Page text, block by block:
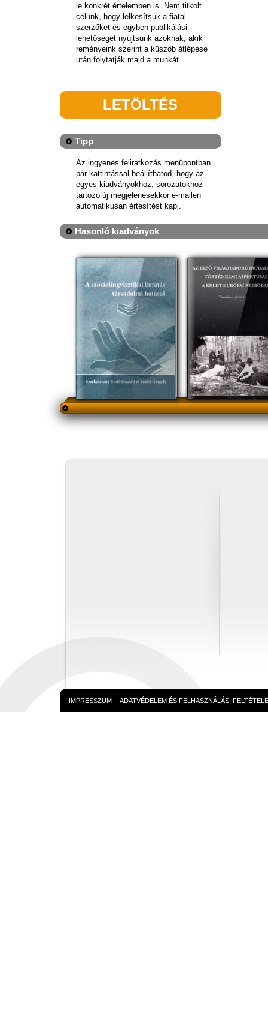
le konkrét értelemben is. Nem titkolt
célunk, hogy lelkesítsük a fiatal
szerzőket és egyben publikálási
lehetőséget nyújtsunk azoknak, akik
reményeink szerint a küszöb átlépése
után folytatják majd a munkát.
LETÖLTÉS
Tipp
Az ingyenes feliratkozás menüpontban
pár kattintással beállíthatod, hogy az
egyes kiadványokhoz, sorozatokhoz
tartozó új megjelenésekkor e-mailen
automatikusan értesítést kapj.
Hasonló kiadványok
IMPRESSZUM ADATVÉDELEM ÉS FELHASZNÁLÁSI